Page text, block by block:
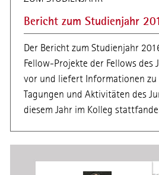
Bericht zum Studienjahr
Der Bericht zum Studienjahr
Fellow-Projekte der Fellows des
vor und liefert Informationen zu
Tagungen und Aktivitäten des
diesem Jahr im Kolleg